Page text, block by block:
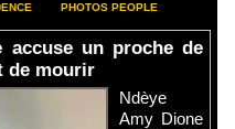
PHOTOS PEOPLE
accuse un proche de
de mourir
Ndèye
Amy Dione